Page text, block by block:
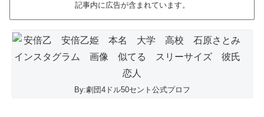
記事内に広告が含まれています。
By:劇団4ドル50セント公式プロフ